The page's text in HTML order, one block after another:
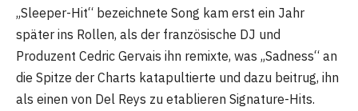
„Sleeper-Hit“ bezeichnete Song kam erst ein Jahr
später ins Rollen, als der französische DJ und
Produzent Cedric Gervais ihn remixte, was „Sadness“ an
die Spitze der Charts katapultierte und dazu beitrug, ihn
als einen von Del Reys zu etablieren Signature-Hits.